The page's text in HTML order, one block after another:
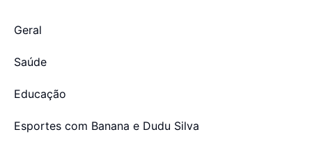
Geral
Saúde
Educação
Esportes com Banana e Dudu Silva